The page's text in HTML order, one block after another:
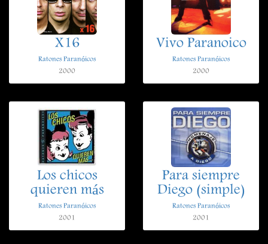
X16
Ratones Paranóicos
2000
Vivo Paranoico
Ratones Paranóicos
2000
Los chicos
quieren más
Ratones Paranóicos
2001
Para siempre
Diego (simple)
Ratones Paranóicos
2001